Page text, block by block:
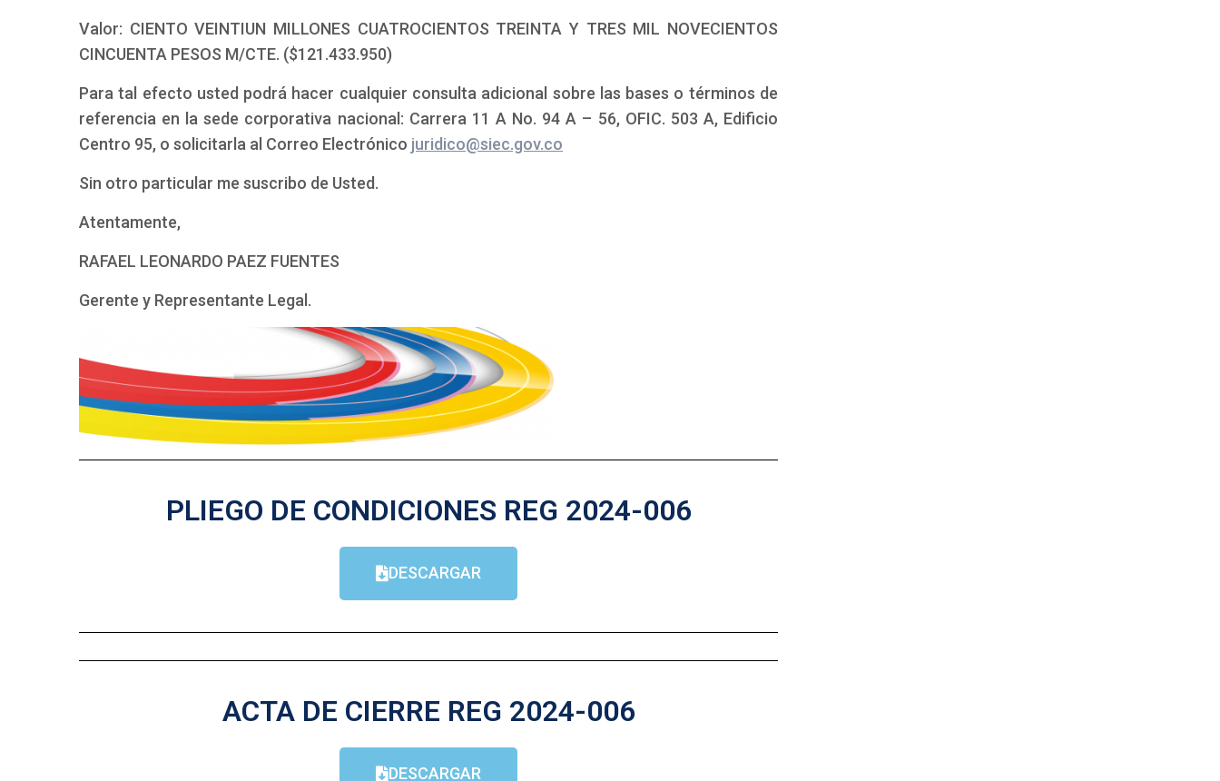
Valor: CIENTO VEINTIUN MILLONES CUATROCIENTOS TREINTA Y TRES MIL NOVECIENTOS
CINCUENTA PESOS M/CTE. ($121.433.950)
Para tal efecto usted podrá hacer cualquier consulta adicional sobre las bases o términos de
referencia en la sede corporativa nacional: Carrera 11 A No. 94 A – 56, OFIC. 503 A, Edificio
Centro 95, o solicitarla al Correo Electrónico juridico@siec.gov.co
Sin otro particular me suscribo de Usted.
Atentamente,
RAFAEL LEONARDO PAEZ FUENTES
Gerente y Representante Legal.
PLIEGO DE CONDICIONES REG 2024-006
DESCARGAR
ACTA DE CIERRE REG 2024-006
DESCARGAR